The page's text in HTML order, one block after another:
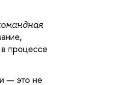
процессе
— это не